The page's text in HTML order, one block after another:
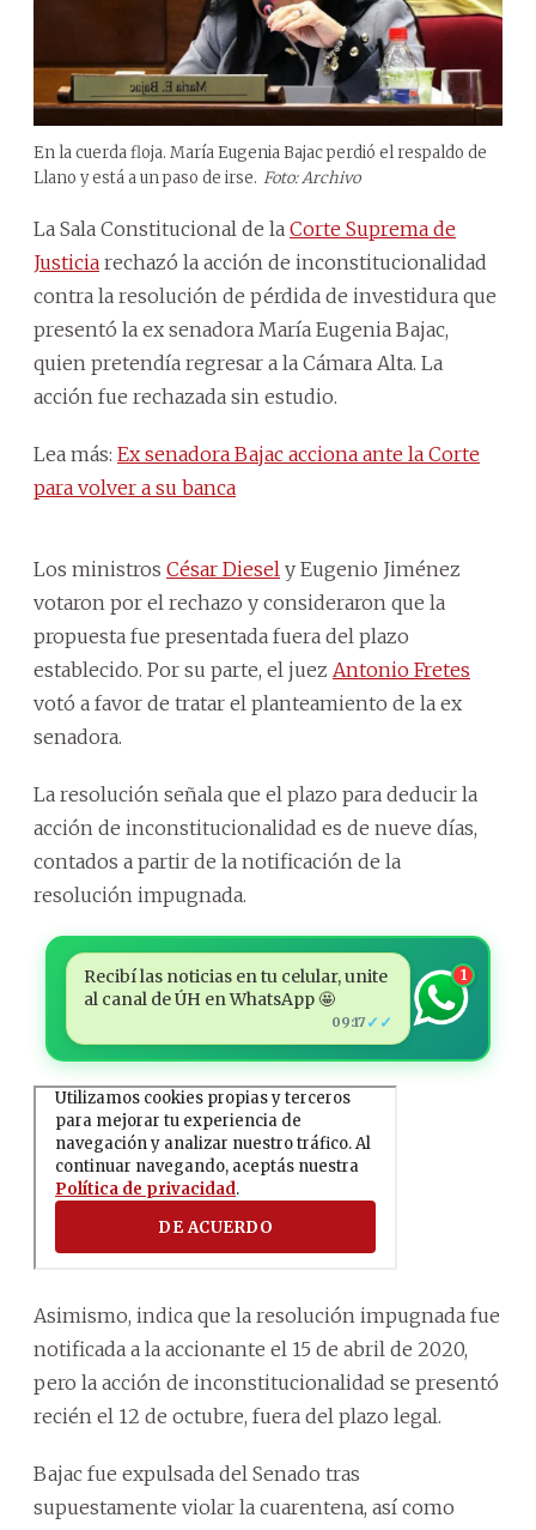
En la cuerda floja. María Eugenia Bajac perdió el respaldo de
Llano y está a un paso de irse. Foto: Archivo
La Sala Constitucional de la Corte Suprema de
Justicia rechazó la acción de inconstitucionalidad
contra la resolución de pérdida de investidura que
presentó la ex senadora María Eugenia Bajac,
quien pretendía regresar a la Cámara Alta. La
acción fue rechazada sin estudio.
Lea más: Ex senadora Bajac acciona ante la Corte
para volver a su banca
Los ministros César Diesel y Eugenio Jiménez
votaron por el rechazo y consideraron que la
propuesta fue presentada fuera del plazo
establecido. Por su parte, el juez Antonio Fretes
votó a favor de tratar el planteamiento de la ex
senadora.
La resolución señala que el plazo para deducir la
acción de inconstitucionalidad es de nueve días,
contados a partir de la notificación de la
resolución impugnada.
Recibí las noticias en tu celular, unite
al canal de ÚH en WhatsApp 🤩
09:17 ✓✓
1
Asimismo, indica que la resolución impugnada fue
notificada a la accionante el 15 de abril de 2020,
pero la acción de inconstitucionalidad se presentó
recién el 12 de octubre, fuera del plazo legal.
Bajac fue expulsada del Senado tras
supuestamente violar la cuarentena, así como